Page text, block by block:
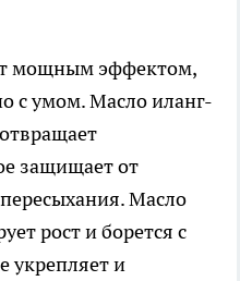
мощным эффектом,
с умом. Масло иланг-
защищает от
Масло
рост и борется с
укрепляет и